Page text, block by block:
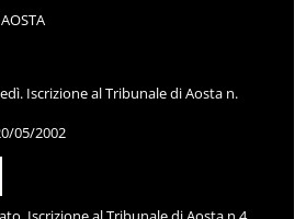
Iscrizione al Tribunale di Aosta n.
05/2002